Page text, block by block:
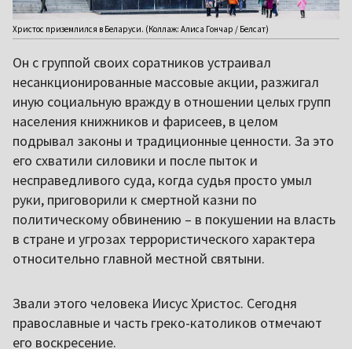
Христос приземлился в Беларуси. (Коллаж: Алиса Гончар / Белсат)
Он с группой своих соратников устраивал
несанкционированные массовые акции, разжигал
иную социальную вражду в отношении целых групп
населения книжников и фарисеев, в целом
подрывал законы и традиционные ценности. За это
его схватили силовики и после пыток и
несправедливого суда, когда судья просто умыл
руки, приговорили к смертной казни по
политическому обвинению – в покушении на власть
в стране и угрозах террористического характера
относительно главной местной святыни.
Звали этого человека Иисус Христос. Сегодня
православные и часть греко-католиков отмечают
его воскресение.